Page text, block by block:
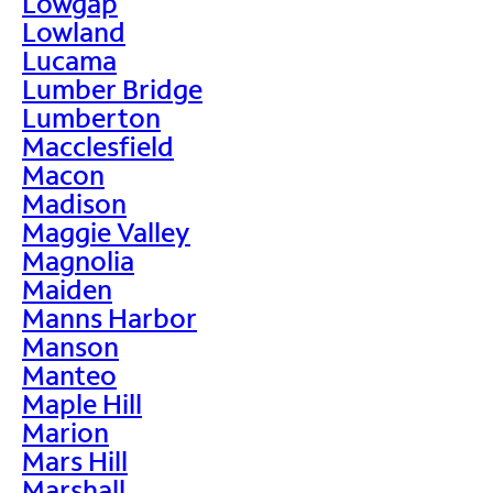
Lowland
Lucama
Lumber Bridge
Lumberton
Macclesfield
Macon
Madison
Maggie Valley
Magnolia
Maiden
Manns Harbor
Manson
Manteo
Maple Hill
Marion
Mars Hill